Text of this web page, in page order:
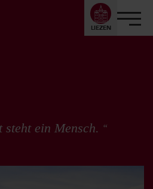
LIEZEN
ein Mensch.